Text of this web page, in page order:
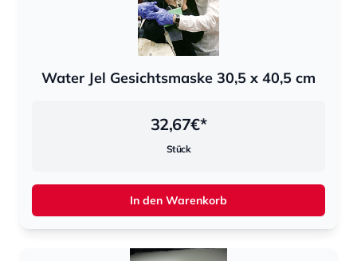
Water Jel Gesichtsmaske 30,5 x 40,5 cm
32,67€*
Stück
In den Warenkorb